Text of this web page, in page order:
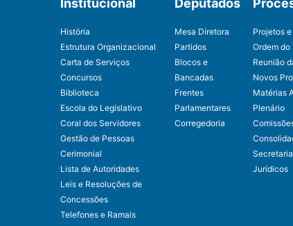
Institucional
História
Estrutura Organizacional
Carta de Serviços
Concursos
Biblioteca
Escola do Legislativo
Coral dos Servidores
Gestão de Pessoas
Cerimonial
Lista de Autoridades
Leis e Resoluções de
Concessões
Telefones e Ramais
Deputados
Mesa Diretora
Partidos
Blocos e
Bancadas
Frentes
Parlamentares
Corregedoria
Projetos
Ordem do
Reunião
Novos
Matérias
Plenário
Jurídicos